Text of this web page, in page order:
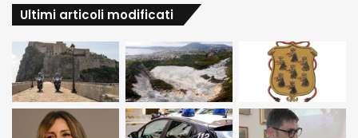
Ultimi articoli modificati